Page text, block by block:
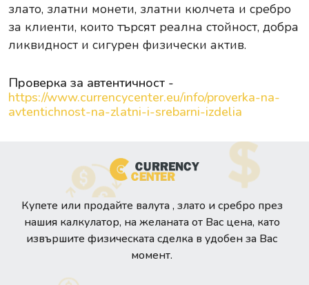
злато, златни монети, златни кюлчета и сребро
за клиенти, които търсят реална стойност, добра
ликвидност и сигурен физически актив.
Проверка за автентичност -
https://www.currencycenter.eu/info/proverka-na-
avtentichnost-na-zlatni-i-srebarni-izdelia
Купете или продайте валута , злато и сребро през
нашия калкулатор, на желаната от Вас цена, като
извършите физическата сделка в удобен за Вас
момент.